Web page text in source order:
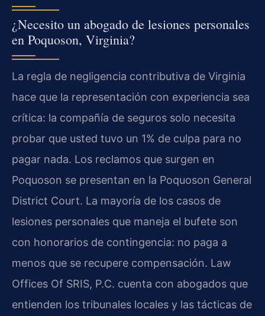
¿Necesito un abogado de lesiones personales
en Poquoson, Virginia?
La regla de negligencia contributiva de Virginia
hace que la representación con experiencia sea
crítica: la compañía de seguros solo necesita
probar que usted tuvo un 1% de culpa para no
pagar nada. Los reclamos que surgen en
Poquoson se presentan en la Poquoson General
District Court. La mayoría de los casos de
lesiones personales que maneja el bufete son
con honorarios de contingencia: no paga a
menos que se recupere compensación. Law
Offices Of SRIS, P.C. cuenta con abogados que
entienden los tribunales locales y las tácticas de